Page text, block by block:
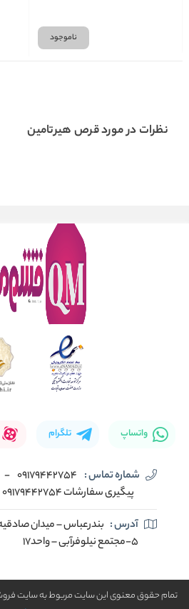
ناموجود
نظرات در مورد قرص هیرتامین
واتساپ تلگرام
شماره تماس : 09179442754
-
پیگیری سفارشات 09179442754
آدرس : بندرعباس – میدان
5-مجتمع نیلوفرآبی – واحد17
تمام حقوق معنوی این سایت مربوط به سایت